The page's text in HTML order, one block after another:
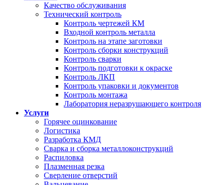
Качество обслуживания
Технический контроль
Контроль чертежей КМ
Входной контроль металла
Контроль на этапе заготовки
Контроль сборки конструкций
Контроль сварки
Контроль подготовки к окраске
Контроль ЛКП
Контроль упаковки и документов
Контроль монтажа
Лаборатория неразрушающего контроля
Услуги
Горячее оцинкование
Логистика
Разработка КМД
Сварка и сборка металлоконструкций
Распиловка
Плазменная резка
Сверление отверстий